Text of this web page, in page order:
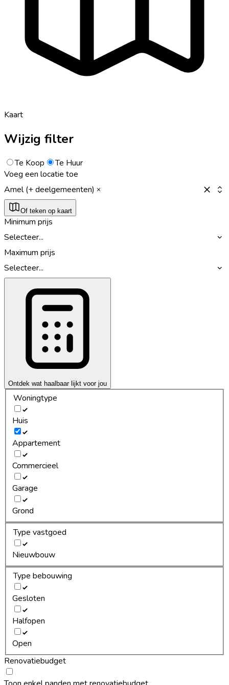
Kaart
Wijzig filter
Te Koop
Te Huur
Voeg een locatie toe
Amel (+ deelgemeenten)
Of teken op kaart
Minimum prijs
Selecteer...
Maximum prijs
Selecteer...
Ontdek wat haalbaar lijkt voor jou
Woningtype
Huis
Appartement
Commercieel
Garage
Grond
Type vastgoed
Nieuwbouw
Type bebouwing
Gesloten
Halfopen
Open
Renovatiebudget